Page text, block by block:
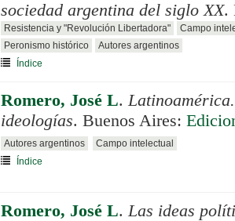
sociedad argentina del siglo XX.
Resistencia y "Revolución Libertadora"
Campo
Peronismo histórico
Autores argentinos
Índice
Romero, José L.
ideologías. Buenos Aires:
Autores argentinos
Campo intelectual
Índice
Romero, José L.Las ideas